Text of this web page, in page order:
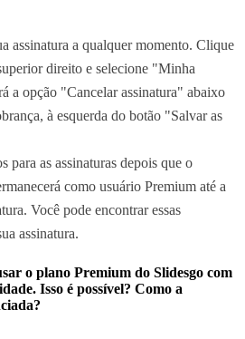
assinatura a qualquer momento. Clique
direito e selecione "Minha
a opção "Cancelar assinatura" abaixo
à esquerda do botão "Salvar as
para as assinaturas depois que o
como usuário Premium até a
Você pode encontrar essas
assinatura.
o plano Premium do Slidesgo com
Isso é possível? Como a